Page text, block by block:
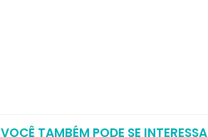
VOCÊ TAMBÉM PODE SE